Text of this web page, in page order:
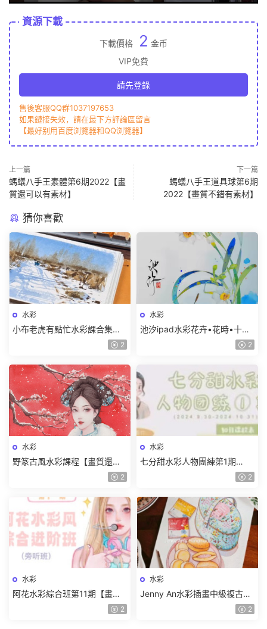
資源下載
下載價格 2 金币
VIP免費
請先登錄
售後客服QQ群1037197653
如果鏈接失效，請在最下方評論區留言
【最好别用百度浏覽器和QQ浏覽器】
上一篇
螞蟻八手王素體第6期2022【畫
質還可以有素材】
下一篇
螞蟻八手王道具球第6期
2022【畫質不錯有素材】
猜你喜歡
水彩
小布老虎有點忙水彩課合集
2
水彩
池汐ipad水彩花卉•花時•十二
月曆花【畫質還行隻有視頻】2
水彩
野篆古風水彩課程【畫質還行
2
水彩
七分甜水彩人物團練第1期
2024【畫質較差有筆刷和素 2
水彩
阿花水彩綜合班第11期【畫質
2
水彩
Jenny An水彩插畫中級複古包
裝系列【畫質還行有課件】
2